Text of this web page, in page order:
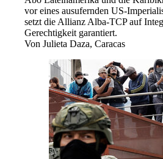
vor eines ausufernden US-
setzt die Allianz Alba-TCP auf
Gerechtigkeit garantiert.
Von Julieta Daza, Caracas